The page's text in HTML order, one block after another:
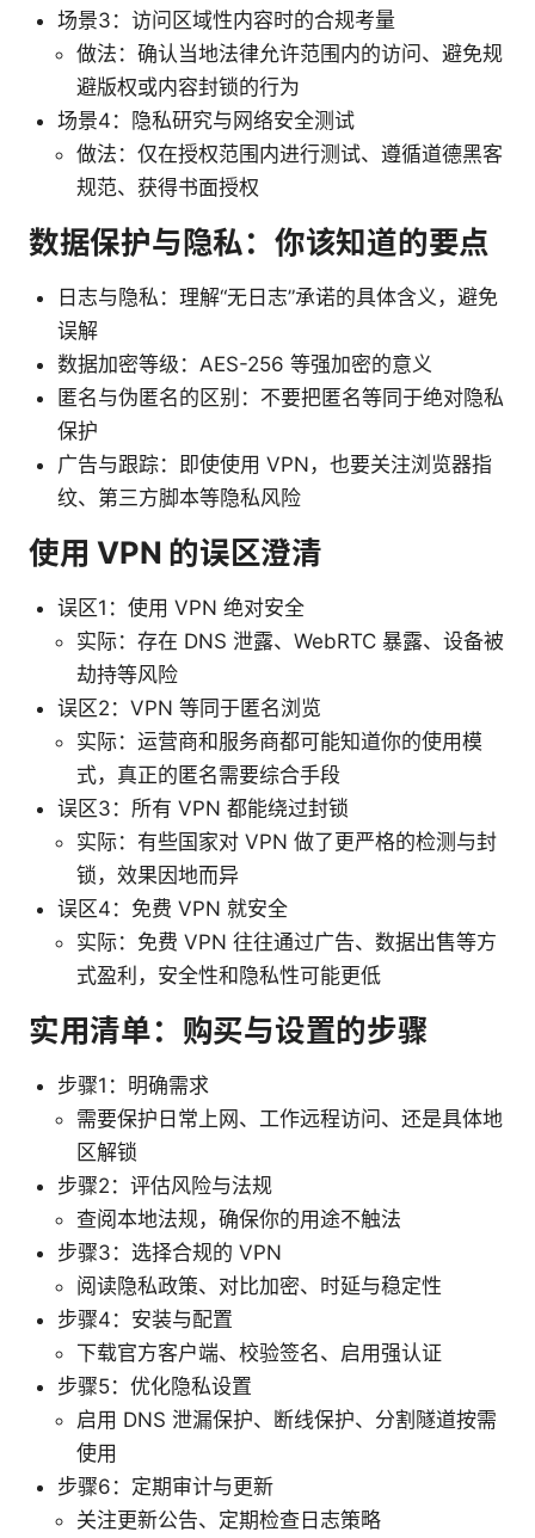
场景3：访问区域性内容时的合规考量
做法：确认当地法律允许范围内的访问、避免规
避版权或内容封锁的行为
场景4：隐私研究与网络安全测试
做法：仅在授权范围内进行测试、遵循道德黑客
规范、获得书面授权
数据保护与隐私：你该知道的要点
日志与隐私：理解“无日志”承诺的具体含义，避免
误解
数据加密等级：AES-256 等强加密的意义
匿名与伪匿名的区别：不要把匿名等同于绝对隐私
保护
广告与跟踪：即使使用 VPN，也要关注浏览器指
纹、第三方脚本等隐私风险
使用 VPN 的误区澄清
误区1：使用 VPN 绝对安全
实际：存在 DNS 泄露、WebRTC 暴露、设备被
劫持等风险
误区2：VPN 等同于匿名浏览
实际：运营商和服务商都可能知道你的使用模
式，真正的匿名需要综合手段
误区3：所有 VPN 都能绕过封锁
实际：有些国家对 VPN 做了更严格的检测与封
锁，效果因地而异
误区4：免费 VPN 就安全
实际：免费 VPN 往往通过广告、数据出售等方
式盈利，安全性和隐私性可能更低
实用清单：购买与设置的步骤
步骤1：明确需求
需要保护日常上网、工作远程访问、还是具体地
区解锁
步骤2：评估风险与法规
查阅本地法规，确保你的用途不触法
步骤3：选择合规的 VPN
阅读隐私政策、对比加密、时延与稳定性
步骤4：安装与配置
下载官方客户端、校验签名、启用强认证
步骤5：优化隐私设置
启用 DNS 泄漏保护、断线保护、分割隧道按需
使用
步骤6：定期审计与更新
关注更新公告、定期检查日志策略